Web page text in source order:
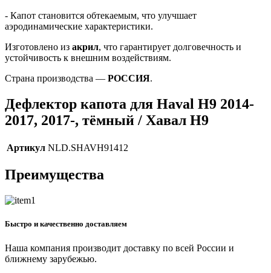
- Капот становится обтекаемым, что улучшает
аэродинамические характеристики.
Изготовлено из акрил, что гарантирует долговечность и
устойчивость к внешним воздействиям.
Страна производства — РОССИЯ.
Дефлектор капота для Haval H9 2014-
2017, 2017-, тёмный / Хавал Н9
Артикул NLD.SHAVH91412
Преимущества
Быстро и качественно доставляем
Наша компания производит доставку по всей России и
ближнему зарубежью.